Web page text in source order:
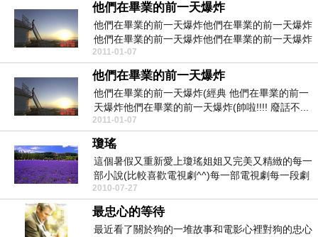
他們在畢業的前一天爆炸
他們在畢業的前一天爆炸他們在畢業的前一天爆炸
他們在畢業的前一天爆炸他們在畢業的前一天爆炸
心得中~：無...
2011-01-07
他們在畢業的前一天爆炸
他們在畢業的前一天爆炸(經典 他們在畢業的前一
天爆炸他們在畢業的前一天爆炸(帥啦!!!! 廢話不...
2011-01-07
瓊瑤
這個暑假又重新愛上瓊瑤姐姐又完美又精緻的每一
部小說(比較喜歡電視劇^^)每一部電視劇每一段劇
情每一個...
2010-07-27
最忠心的等待
最近看了關於狗的一堆故事和電影心裡對狗的忠心